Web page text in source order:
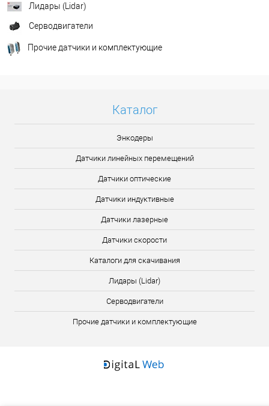
Лидары (Lidar)
Серводвигатели
Прочие датчики и комплектующие
Каталог
Энкодеры
Датчики линейных перемещений
Датчики оптические
Датчики индуктивные
Датчики лазерные
Датчики скорости
Каталоги для скачивания
Лидары (Lidar)
Серводвигатели
Прочие датчики и комплектующие